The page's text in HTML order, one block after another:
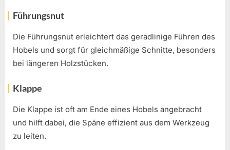
Führungsnut
Die Führungsnut erleichtert das geradlinige Führen des
Hobels und sorgt für gleichmäßige Schnitte, besonders
bei längeren Holzstücken.
Klappe
Die Klappe ist oft am Ende eines Hobels angebracht
und hilft dabei, die Späne effizient aus dem Werkzeug
zu leiten.